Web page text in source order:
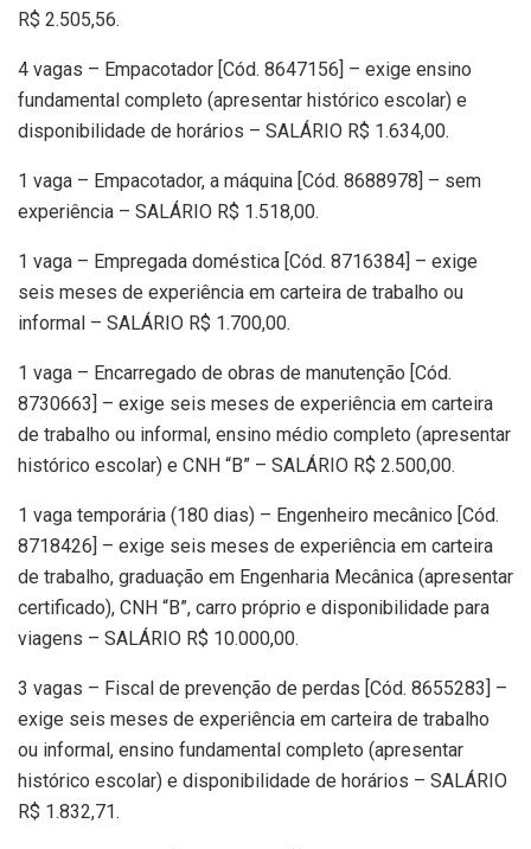
R$ 2.505,56.
4 vagas – Empacotador [Cód. 8647156] – exige ensino
fundamental completo (apresentar histórico escolar) e
disponibilidade de horários – SALÁRIO R$ 1.634,00.
1 vaga – Empacotador, a máquina [Cód. 8688978] – sem
experiência – SALÁRIO R$ 1.518,00.
1 vaga – Empregada doméstica [Cód. 8716384] – exige
seis meses de experiência em carteira de trabalho ou
informal – SALÁRIO R$ 1.700,00.
1 vaga – Encarregado de obras de manutenção [Cód.
8730663] – exige seis meses de experiência em carteira
de trabalho ou informal, ensino médio completo (apresentar
histórico escolar) e CNH “B” – SALÁRIO R$ 2.500,00.
1 vaga temporária (180 dias) – Engenheiro mecânico [Cód.
8718426] – exige seis meses de experiência em carteira
de trabalho, graduação em Engenharia Mecânica (apresentar
certificado), CNH “B”, carro próprio e disponibilidade para
viagens – SALÁRIO R$ 10.000,00.
3 vagas – Fiscal de prevenção de perdas [Cód. 8655283] –
exige seis meses de experiência em carteira de trabalho
ou informal, ensino fundamental completo (apresentar
histórico escolar) e disponibilidade de horários – SALÁRIO
R$ 1.832,71.